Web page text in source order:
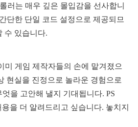
러는 매우 깊은 몰입감을 선사합니
단한 단일 코드 설정으로 제공되므
수 있습니다.
미 게임 제작자들의 손에 맡겨졌으
현실을 진정으로 놀라운 경험으로
을 고안해 낼지 기대됩니다. PS
을 더 알려드리고 싶습니다. 놓치지